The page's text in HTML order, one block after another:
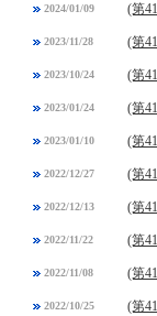
2024/01/09 (第
2023/11/28 (第
2023/10/24 (第
2023/01/24 (第
2023/01/10 (第
2022/12/27 (第
2022/12/13 (第
2022/11/22 (第
2022/11/08 (第
2022/10/25 (第